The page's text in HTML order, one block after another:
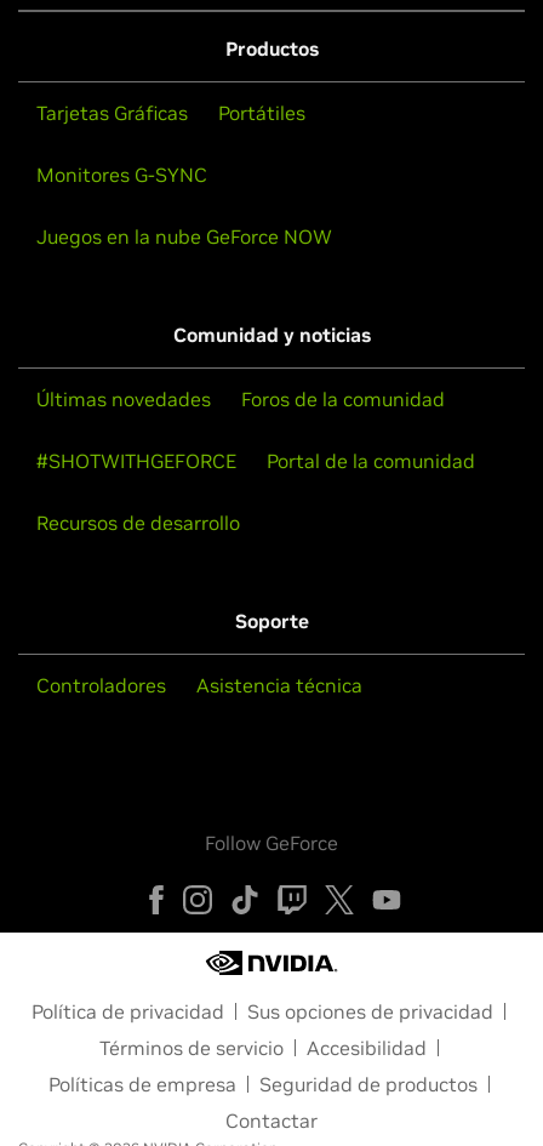
Productos
Tarjetas Gráficas Portátiles
Monitores G-SYNC
Juegos en la nube GeForce NOW
Comunidad y noticias
Últimas novedades Foros de la comunidad
#SHOTWITHGEFORCE Portal de la comunidad
Recursos de desarrollo
Soporte
Controladores Asistencia técnica
Follow GeForce
Política de privacidad
Sus opciones de privacidad
Términos de servicio
Accesibilidad
Políticas de empresa
Seguridad de productos
Contactar